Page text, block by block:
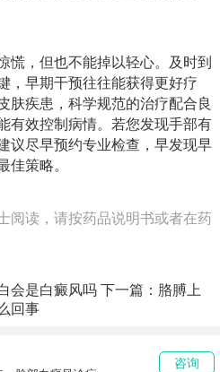
慌，但也不能掉以轻心。及时到
，早期干预往往能获得更好疗
肤疾患，科学规范的治疗配合良
有效控制病情。若您发现手部有
议尽早预约专业检查，早发现早
佳策略。
阅读，请按药品说明书或者在药
会是白癜风吗 下一篇： 胳膊上
回事
咨询